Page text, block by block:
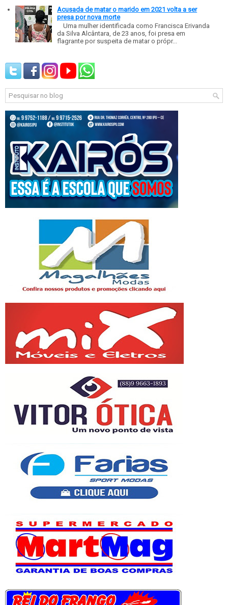
Acusada de matar o marido em 2021 volta a ser
presa por nova morte
Uma mulher identificada como Francisca Erivanda
da Silva Alcântara, de 23 anos, foi presa em
flagrante por suspeita de matar o própr...